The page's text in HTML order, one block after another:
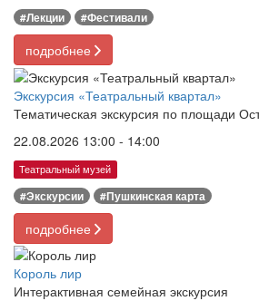
#Лекции #Фестивали
подробнее
Экскурсия «Театральный квартал»
Тематическая экскурсия по площади
22.08.2026 13:00 - 14:00
Театральный музей
#Экскурсии #Пушкинская карта
подробнее
Король лир
Интерактивная семейная экскурсия